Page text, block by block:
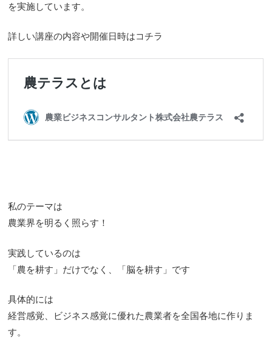
を実施しています。
詳しい講座の内容や開催日時はコチラ
私のテーマは
農業界を明るく照らす！
実践しているのは
「農を耕す」だけでなく、「脳を耕す」です
具体的には
経営感覚、ビジネス感覚に優れた農業者を全国各地に作りま
す。